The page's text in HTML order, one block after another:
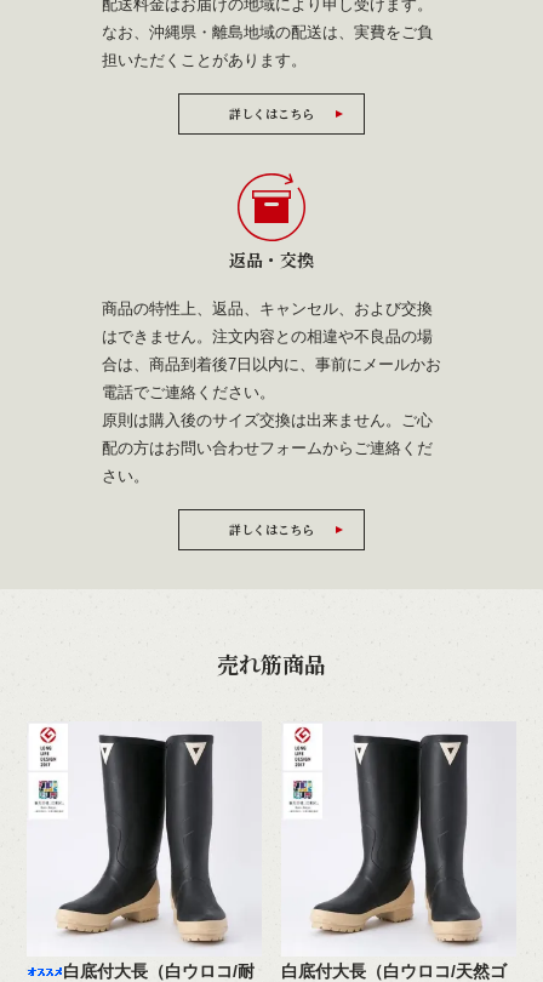
配送料金はお届けの地域により申し受けます。
なお、沖縄県・離島地域の配送は、実費をご負
担いただくことがあります。
詳しくはこちら
返品・交換
商品の特性上、返品、キャンセル、および交換
はできません。注文内容との相違や不良品の場
合は、商品到着後7日以内に、事前にメールかお
電話でご連絡ください。
原則は購入後のサイズ交換は出来ません。ご心
配の方はお問い合わせフォームからご連絡くだ
さい。
詳しくはこちら
売れ筋商品
白底付大長（白ウロコ/耐
白底付大長（白ウロコ/天然ゴ